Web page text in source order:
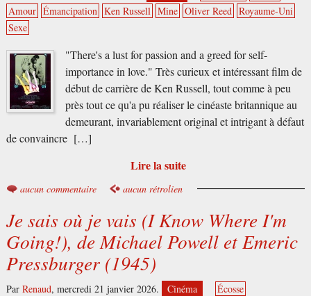
Amour Émancipation Ken Russell Mine Oliver Reed Royaume-Uni
Sexe
"There's a lust for passion and a greed for self-
importance in love." Très curieux et intéressant film de
début de carrière de Ken Russell, tout comme à peu
près tout ce qu'a pu réaliser le cinéaste britannique au
demeurant, invariablement original et intrigant à défaut
de convaincre […]
Lire la suite
aucun commentaire aucun rétrolien
Je sais où je vais (I Know Where I'm
Going!), de Michael Powell et Emeric
Pressburger (1945)
Par Renaud, mercredi 21 janvier 2026. Cinéma
Écosse